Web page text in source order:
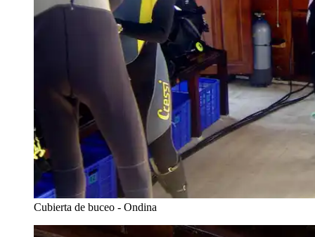
Cubierta de buceo - Ondina